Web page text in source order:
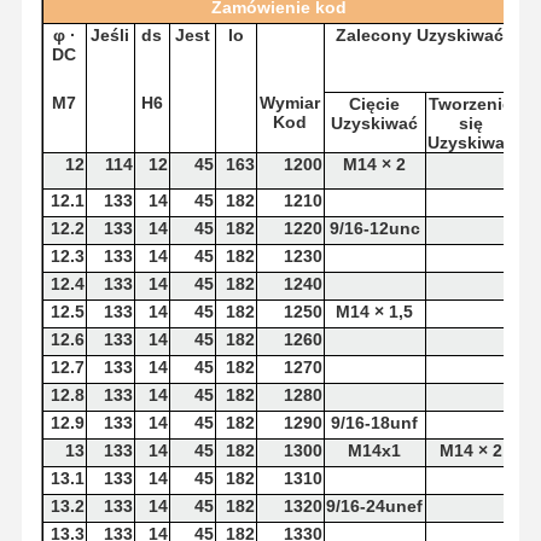
Zamówienie kod
φ ·
DC
Jeśli ds Jest lo Zalecony Uzyskiwać
M7 H6
Wymiar
Kod
Cięcie
Uzyskiwać
Tworzenie
się
Uzyskiwać
12
114 12 45 163 1200
M14 × 2
12.1
133 14 45 182
1210
12.2
133 14 45 182 1220 9/16-12unc
12.3
133 14 45 182
1230
12.4
133 14 45 182
1240
12.5
133 14 45 182 1250
M14 × 1,5
12.6
133 14 45 182
1260
12.7
133 14 45 182
1270
12.8
133 14 45 182
1280
12.9
133 14 45 182 1290 9/16-18unf
13
133 14 45 182 1300 M14x1
M14 × 2
13.1
133 14 45 182
1310
13.2
133 14 45 182 1320 9/16-24unef
13.3
133 14 45 182 1330